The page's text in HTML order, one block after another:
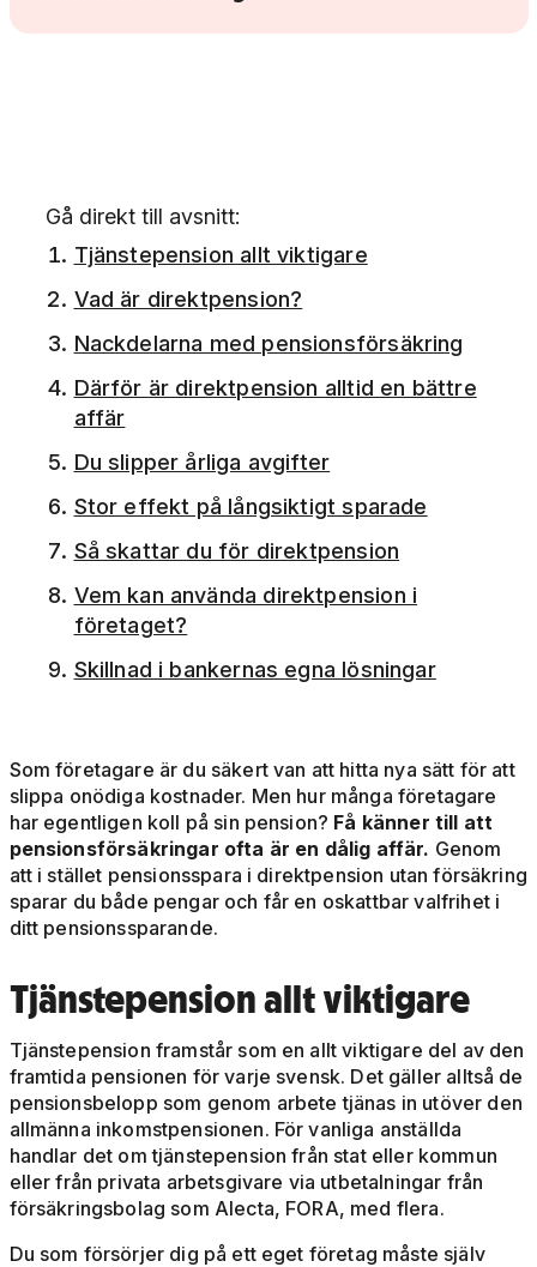
Gå direkt till avsnitt:
Tjänstepension allt viktigare
Vad är direktpension?
Nackdelarna med pensionsförsäkring
Därför är direktpension alltid en bättre
affär
Du slipper årliga avgifter
Stor effekt på långsiktigt sparade
Så skattar du för direktpension
Vem kan använda direktpension i
företaget?
Skillnad i bankernas egna lösningar
Som företagare är du säkert van att hitta nya sätt för att
slippa onödiga kostnader. Men hur många företagare
har egentligen koll på sin pension? Få känner till att
pensionsförsäkringar ofta är en dålig affär. Genom
att i stället pensionsspara i direktpension utan försäkring
sparar du både pengar och får en oskattbar valfrihet i
ditt pensionssparande.
Tjänstepension allt viktigare
Tjänstepension framstår som en allt viktigare del av den
framtida pensionen för varje svensk. Det gäller alltså de
pensionsbelopp som genom arbete tjänas in utöver den
allmänna inkomstpensionen. För vanliga anställda
handlar det om tjänstepension från stat eller kommun
eller från privata arbetsgivare via utbetalningar från
försäkringsbolag som Alecta, FORA, med flera.
Du som försörjer dig på ett eget företag måste själv